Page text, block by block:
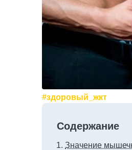
#здоровый_жкт
Содержание
Значение